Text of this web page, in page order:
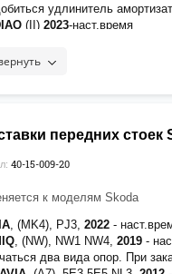
удлинитель
(II) 2023-наст.время
удлинитель
, (A8), NX3 NX5 NN3,2020
, (NW), NW1,
, (I), 2021-наст.время При
удлинитель
(II), 3T 3T4 3T5, 2006-
, (III), 3V3 3V5 3V, 2015-
удлинитель
передних
40-15-009-20
к моделям Skoda
, (MK4), PJ3, 2022 -
, (NW), NW1 NW4, 2019 -
два вида опор. При